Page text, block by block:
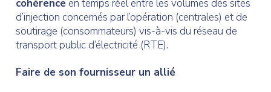
cohérenceen temps réel entre les volumes des sites
d’injection concernés par l’opération (centrales) et de
soutirage (consommateurs) vis-à-vis du réseau de
transport public d’électricité (RTE).
Faire de son fournisseur un allié